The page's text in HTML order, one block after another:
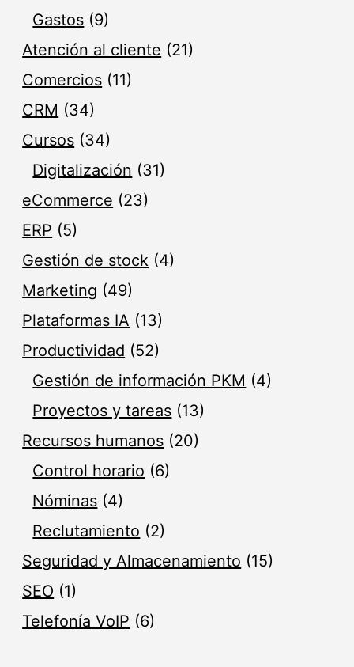
Gastos (9)
Atención al cliente (21)
Comercios (11)
CRM (34)
Cursos (34)
Digitalización (31)
eCommerce (23)
ERP (5)
Gestión de stock (4)
Marketing (49)
Plataformas IA (13)
Productividad (52)
Gestión de información PKM (4)
Proyectos y tareas (13)
Recursos humanos (20)
Control horario (6)
Nóminas (4)
Reclutamiento (2)
Seguridad y Almacenamiento (15)
SEO (1)
Telefonía VoIP (6)